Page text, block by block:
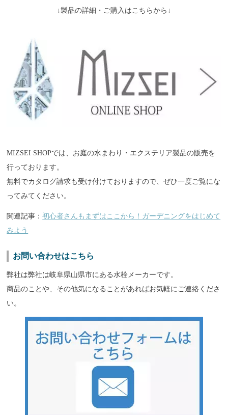
↓製品の詳細・ご購入はこちらから↓
MIZSEI SHOPでは、お庭の水まわり・エクステリア製品の販売を
行っております。
無料でカタログ請求も受け付けておりますので、ぜひ一度ご覧にな
ってみてください。
関連記事：初心者さんもまずはここから！ガーデニングをはじめて
みよう
お問い合わせはこちら
弊社は弊社は岐阜県山県市にある水栓メーカーです。
商品のことや、その他気になることがあればお気軽にご連絡くださ
い。